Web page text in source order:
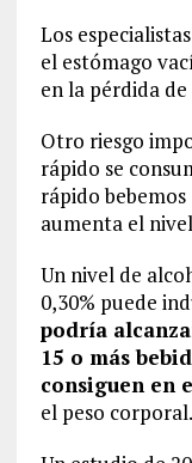
Los
el estómago
en la pérdida
Otro riesgo
rápido se
rápido
aumenta el
Un nivel de
0,30% puede
podría
15 o más
consiguen en
el peso corporal.